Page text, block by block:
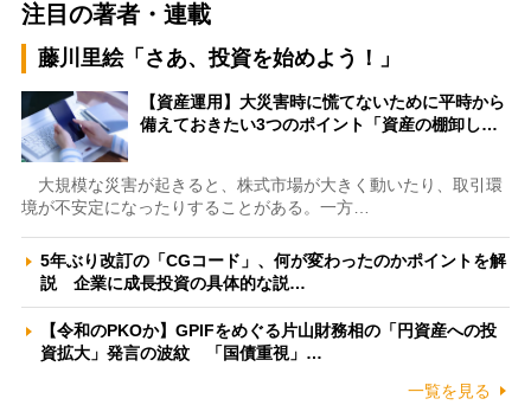
注目の著者・連載
藤川里絵「さあ、投資を始めよう！」
【資産運用】大災害時に慌てないために平時から
備えておきたい3つのポイント「資産の棚卸し…
大規模な災害が起きると、株式市場が大きく動いたり、取引環
境が不安定になったりすることがある。一方…
5年ぶり改訂の「CGコード」、何が変わったのかポイントを解
説 企業に成長投資の具体的な説…
【令和のPKOか】GPIFをめぐる片山財務相の「円資産への投
資拡大」発言の波紋 「国債重視」…
一覧を見る